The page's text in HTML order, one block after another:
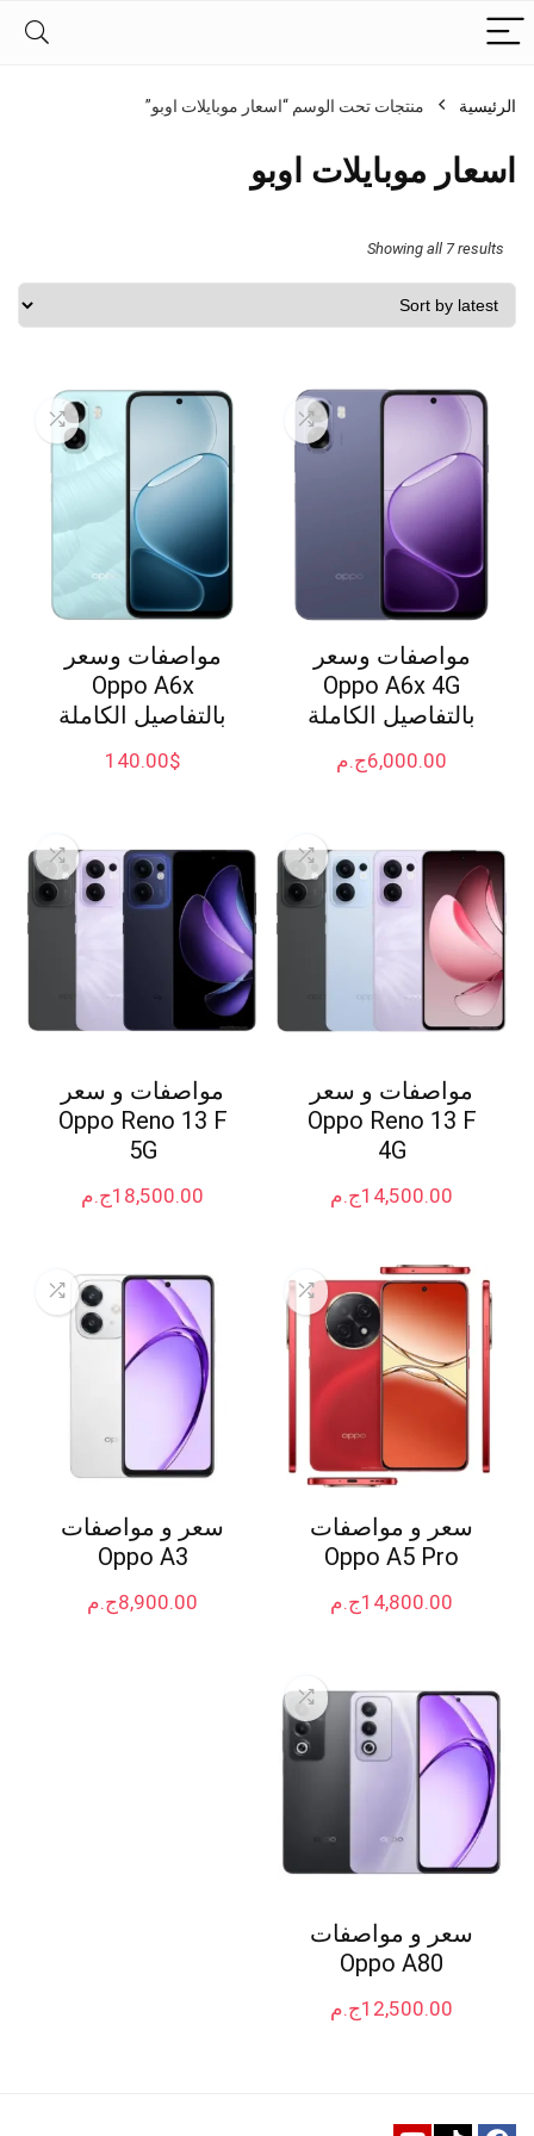
الرئيسية منتجات تحت الوسم “اسعار موبايلات اوبو”
اسعار موبايلات اوبو
Showing all 7 results
Sorted
by
مواصفات وسعر
Oppo A6x 4G
بالتفاصيل الكاملة
ج.م6,000.00
مواصفات وسعر
Oppo A6x
بالتفاصيل الكاملة
$
140.00
مواصفات و سعر
Oppo Reno 13 F
4G
ج.م14,500.00
مواصفات و سعر
Oppo Reno 13 F
5G
ج.م18,500.00
سعر و مواصفات
Oppo A5 Pro
ج.م14,800.00
سعر و مواصفات
Oppo A3
ج.م8,900.00
سعر و مواصفات
Oppo A80
ج.م12,500.00